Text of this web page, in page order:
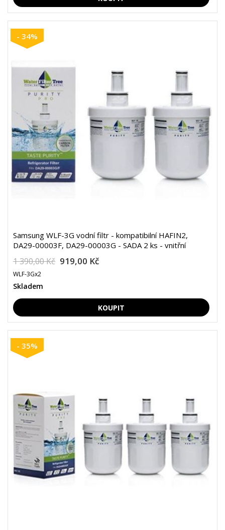
- 34%
Samsung WLF-3G vodní filtr - kompatibilní HAFIN2,
DA29-00003F, DA29-00003G - SADA 2 ks - vnitřní
1 390,00 Kč 919,00 Kč
WLF-3Gx2
Skladem
- 35%